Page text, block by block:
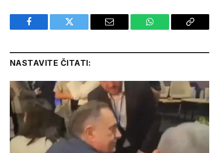
Facebook Twitter Email WhatsApp Copy
NASTAVITE ČITATI: